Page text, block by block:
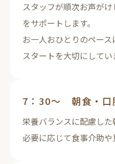
スタッフが順次お声が
をサポートします。
お一人おひとりのペー
スタートを大切にしてい
7：30～ 朝食・口
栄養バランスに配慮した
必要に応じて食事介助や